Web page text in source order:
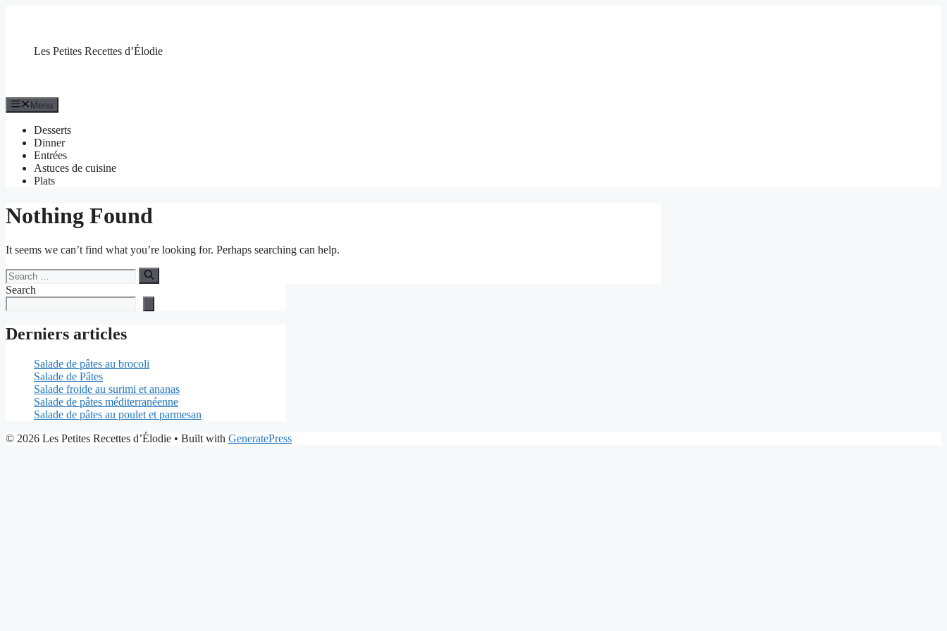
Les Petites Recettes d’Élodie
Menu
Desserts
Dinner
Entrées
Astuces de cuisine
Plats
Nothing Found
It seems we can’t find what you’re looking for. Perhaps searching can help.
Search
for:
Search
Derniers articles
Salade de pâtes au brocoli
Salade de Pâtes
Salade froide au surimi et ananas
Salade de pâtes méditerranéenne
Salade de pâtes au poulet et parmesan
© 2026 Les Petites Recettes d’Élodie • Built with GeneratePress